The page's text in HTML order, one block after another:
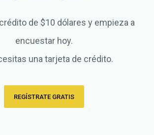
de $10 dólares y empieza a
encuestar hoy.
una tarjeta de crédito.
REGÍSTRATE GRATIS